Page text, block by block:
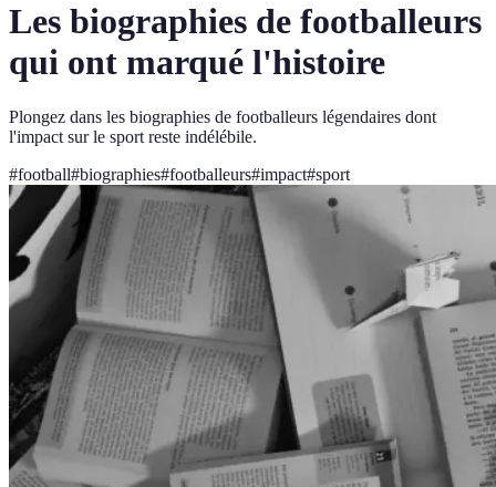
Les biographies de footballeurs
qui ont marqué l'histoire
Plongez dans les biographies de footballeurs légendaires dont
l'impact sur le sport reste indélébile.
#football#biographies#footballeurs#impact#sport